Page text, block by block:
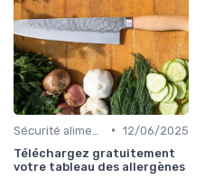
• 12/06/2025
Téléchargez gratuitement
votre tableau des allergènes